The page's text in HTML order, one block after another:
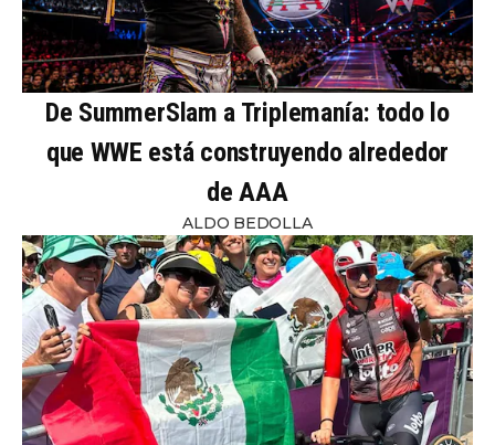
De SummerSlam a Triplemanía: todo lo
que WWE está construyendo alrededor
de AAA
ALDO BEDOLLA